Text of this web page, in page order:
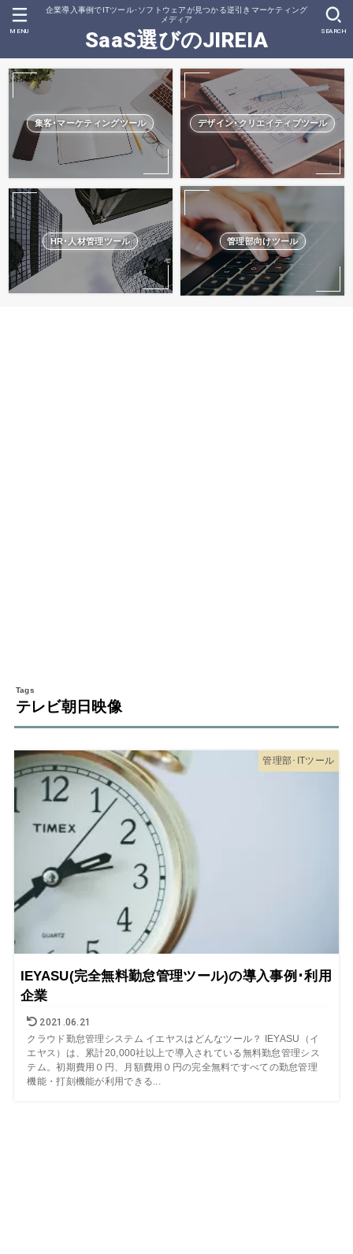
企業導入事例でITツール･ソフトウェアが見つかる逆引きマーケティング
メディア
SaaS選びのJIREIA SEARCH
MENU
集客･マーケティングツール デザイン･クリエイティブツール
HR･人材管理ツール 管理部向けツール
テレビ朝日映像
管理部･ITツール
IEYASU(完全無料勤怠管理ツール)の導入事例･利用
企業
2021.06.21
クラウド勤怠管理システム イエヤスはどんなツール？ IEYASU（イ
エヤス）は、累計20,000社以上で導入されている無料勤怠管理シス
テム。初期費用０円、月額費用０円の完全無料ですべての勤怠管理
機能・打刻機能が利用できる...